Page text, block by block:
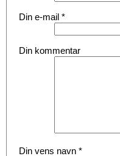
Din e-mail *
Din kommentar
Din vens navn *